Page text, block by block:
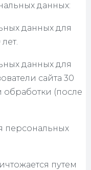
данных:
данных для
данных для
сайта 30
(после
персональных
путем